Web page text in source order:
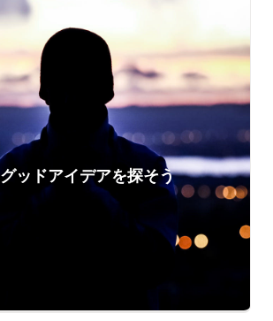
グッドアイデアを探そう